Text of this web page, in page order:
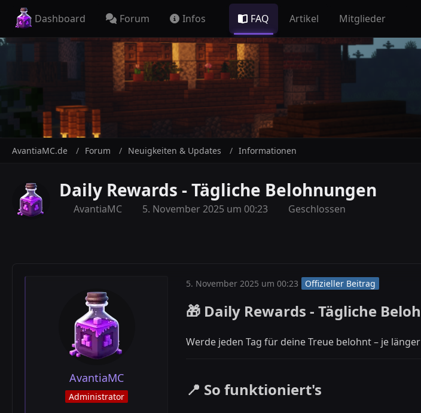
Dashboard Forum Infos FAQ Artikel Mitglieder
AvantiaMC.de Forum Neuigkeiten & Updates Informationen
Daily Rewards - Tägliche Belohnungen
AvantiaMC 5. November 2025 um 00:23 Geschlossen
AvantiaMC
Administrator
5. November 2025 um 00:23 Offizieller Beitrag
🎁 Daily Rewards - Tägliche
Werde jeden Tag für deine Treue belohnt – je
📍 So funktioniert's